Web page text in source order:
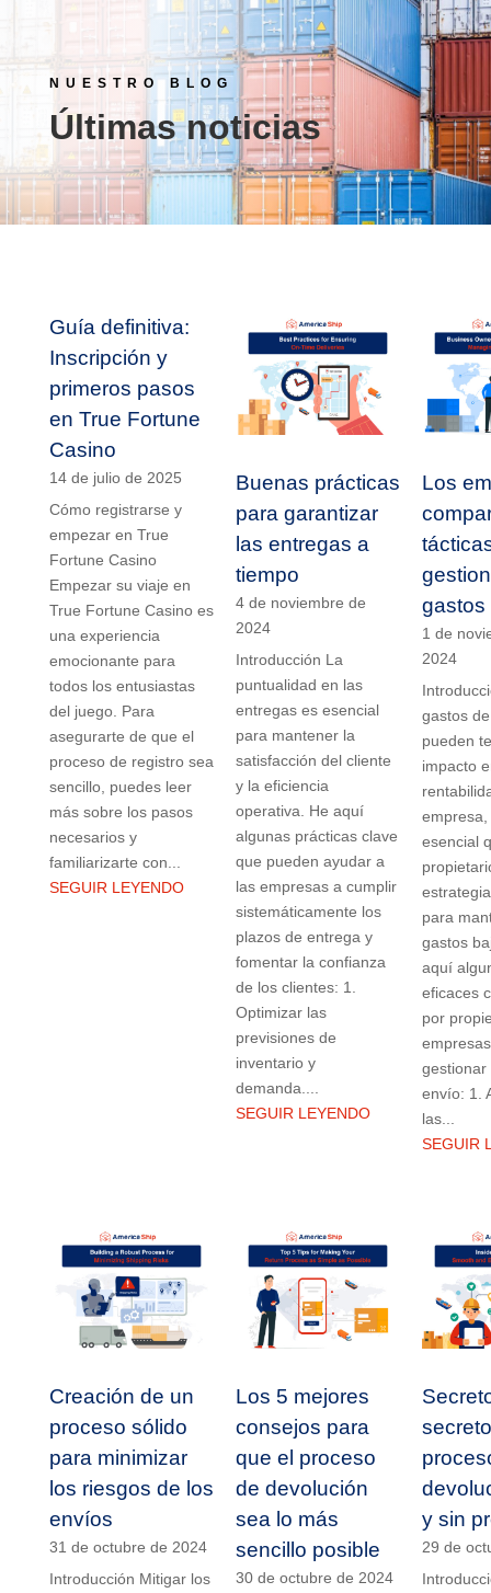
NUESTRO BLOG
Últimas noticias
Guía definitiva:
Inscripción y
primeros pasos
en True Fortune
Casino
14 de julio de 2025
Cómo registrarse y
empezar en True
Fortune Casino
Empezar su viaje en
True Fortune Casino es
una experiencia
emocionante para
todos los entusiastas
del juego. Para
asegurarte de que el
proceso de registro sea
sencillo, puedes leer
más sobre los pasos
necesarios y
familiarizarte con...
SEGUIR LEYENDO
Buenas prácticas
para garantizar
las entregas a
tiempo
4 de noviembre de
2024
Introducción La
puntualidad en las
entregas es esencial
para mantener la
satisfacción del cliente
y la eficiencia
operativa. He aquí
algunas prácticas clave
que pueden ayudar a
las empresas a cumplir
sistemáticamente los
plazos de entrega y
fomentar la confianza
de los clientes: 1.
Optimizar las
previsiones de
inventario y
demanda....
SEGUIR LEYENDO
Los
gastos
1 de
2024
gastos
pueden
impacto
esencial
para
gastos
aquí
eficaces
por
gestionar
envío: 1.
las...
SEGUIR
Creación de un
proceso sólido
para minimizar
los riesgos de los
envíos
31 de octubre de 2024
Introducción Mitigar los
Los 5 mejores
consejos para
que el proceso
de devolución
sea lo más
sencillo posible
30 de octubre de 2024
y sin
29 de